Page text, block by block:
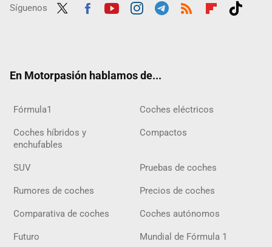
Síguenos
En Motorpasión hablamos de...
Fórmula1 Coches eléctricos
Coches híbridos y
enchufables
Compactos
SUV Pruebas de coches
Rumores de coches Precios de coches
Comparativa de coches Coches autónomos
Futuro Mundial de Fórmula 1